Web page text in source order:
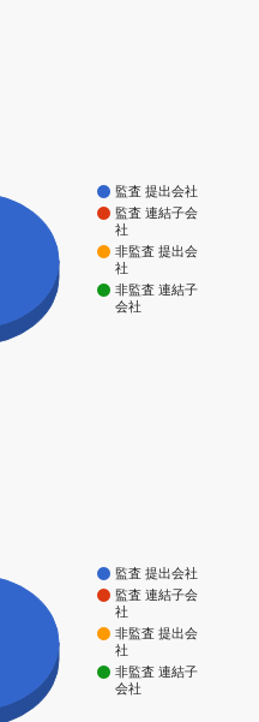
監査 提出会社
監査 連結子会
社
非監査 提出会
社
非監査 連結子
会社
監査 提出会社
監査 連結子会
社
非監査 提出会
社
非監査 連結子
会社